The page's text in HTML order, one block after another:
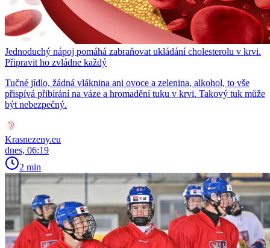
Jednoduchý nápoj pomáhá zabraňovat ukládání cholesterolu v krvi.
Připravit ho zvládne každý
Tučné jídlo, žádná vláknina ani ovoce a zelenina, alkohol, to vše
přispívá přibírání na váze a hromadění tuku v krvi. Takový tuk může
být nebezpečný.
Krasnezeny.eu
dnes, 06:19
2 min